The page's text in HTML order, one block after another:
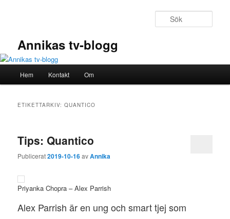
Annikas tv-blogg
Hem Kontakt Om
ETIKETTARKIV:QUANTICO
Tips: Quantico
Publicerat2019-10-16avAnnika
Priyanka Chopra – Alex Parrish
Alex Parrish är en ung och smart tjej som